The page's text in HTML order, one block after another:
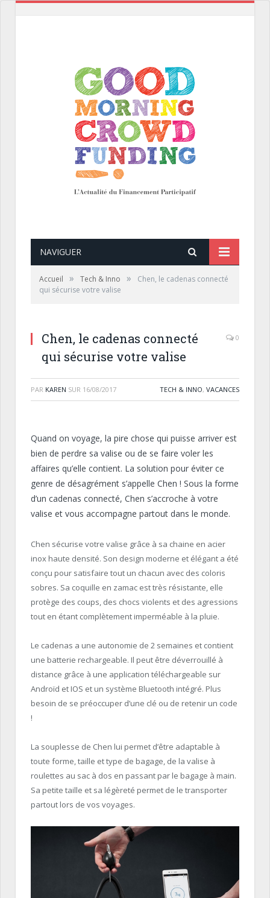
NAVIGUER
Accueil » Tech & Inno »
Chen, le cadenas connecté
qui sécurise votre valise
Chen, le cadenas connecté
qui sécurise votre valise
0
PAR KAREN SUR 16/08/2017 TECH & INNO, VACANCES
Quand on voyage, la pire chose qui puisse arriver est
bien de perdre sa valise ou de se faire voler les
affaires qu’elle contient. La solution pour éviter ce
genre de désagrément s’appelle Chen ! Sous la forme
d’un cadenas connecté, Chen s’accroche à votre
valise et vous accompagne partout dans le monde.
Chen sécurise votre valise grâce à sa chaine en acier
inox haute densité. Son design moderne et élégant a été
conçu pour satisfaire tout un chacun avec des coloris
sobres. Sa coquille en zamac est très résistante, elle
protège des coups, des chocs violents et des agressions
tout en étant complètement imperméable à la pluie.
Le cadenas a une autonomie de 2 semaines et contient
une batterie rechargeable. Il peut être déverrouillé à
distance grâce à une application téléchargeable sur
Androïd et IOS et un système Bluetooth intégré. Plus
besoin de se préoccuper d’une clé ou de retenir un code
!
La souplesse de Chen lui permet d’être adaptable à
toute forme, taille et type de bagage, de la valise à
roulettes au sac à dos en passant par le bagage à main.
Sa petite taille et sa légèreté permet de le transporter
partout lors de vos voyages.